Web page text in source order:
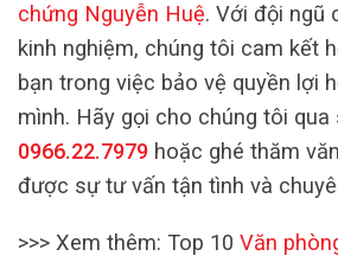
chứng Nguyễn Huệ. Với đội ngũ
kinh nghiệm, chúng tôi cam kết
bạn trong việc bảo vệ quyền lợi
mình. Hãy gọi cho chúng tôi qua
0966.22.7979 hoặc ghé thăm
được sự tư vấn tận tình và
>>> Xem thêm: Top 10 Văn